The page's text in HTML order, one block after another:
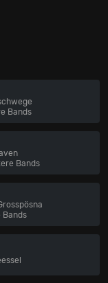
Bands
Bands
Bands